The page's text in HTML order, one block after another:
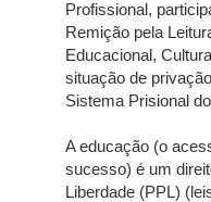
Profissional,
Remição pela
Educacional,
situação de
Sistema Prisional
A educação (o
sucesso) é um
Liberdade (PPL)